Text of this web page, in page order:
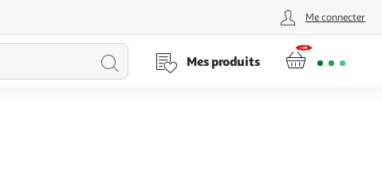
Me connecter
Lancer
Mes produits